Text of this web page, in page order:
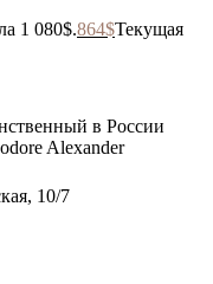
1 080$.864$Текущая
в России
Alexander
10/7